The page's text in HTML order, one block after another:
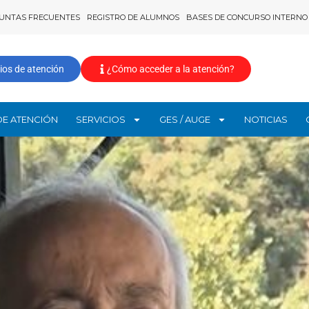
FRECUENTES REGISTRO DE ALUMNOS BASES DE CONCURSO INTERNO
de atención ¿Cómo acceder a la atención?
ATENCIÓN SERVICIOS GES / AUGE NOTICIAS